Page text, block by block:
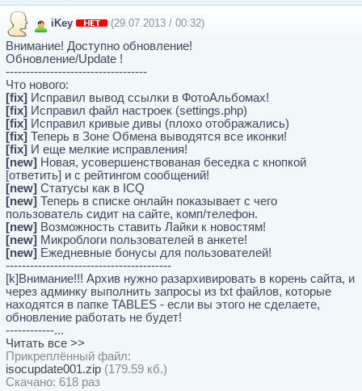
iKey (29.07.2013 / 00:32)
Внимание! Доступно обновление!
Обновление/Update !
-----------------------------------
Что нового:
[fix] Исправил вывод ссылки в ФотоАльбомах!
[fix] Исправил файл настроек (settings.php)
[fix] Исправил кривые дивы (плохо отображались)
[fix] Теперь в Зоне Обмена выводятся все иконки!
[fix] И еще мелкие исправления!
[new] Новая, усовершенствованая беседка с кнопкой
[ответить] и с рейтингом сообщений!
[new] Статусы как в ICQ
[new] Теперь в списке онлайн показывает с чего
пользователь сидит на сайте, комп/телефон.
[new] Возможность ставить Лайки к новостям!
[new] Микроблоги пользователей в анкете!
[new] Ежедневные бонусы для пользователей!
-----------------------------------------
[k]Внимание!!! Архив нужно разархивировать в корень сайта, и
через админку выполнить запросы из txt файлов, которые
находятся в папке TABLES - если вы этого не сделаете,
обновление работать не будет!
------------...
Читать все >>
Прикреплённый файл:
isocupdate001.zip (179.59 кб.)
Скачано: 618 раз